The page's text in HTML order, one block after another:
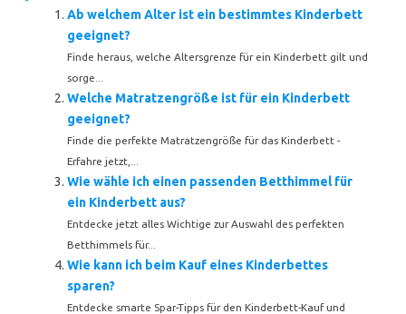
Ab welchem Alter ist ein bestimmtes Kinderbett
geeignet?
Finde heraus, welche Altersgrenze für ein Kinderbett gilt und
sorge...
Welche Matratzengröße ist für ein Kinderbett
geeignet?
Finde die perfekte Matratzengröße für das Kinderbett -
Erfahre jetzt,...
Wie wähle ich einen passenden Betthimmel für
ein Kinderbett aus?
Entdecke jetzt alles Wichtige zur Auswahl des perfekten
Betthimmels für...
Wie kann ich beim Kauf eines Kinderbettes
sparen?
Entdecke smarte Spar-Tipps für den Kinderbett-Kauf und